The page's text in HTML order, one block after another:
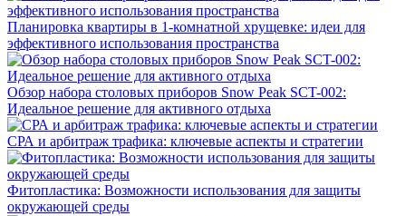
Планировка квартиры в 1-комнатной хрущевке: идеи для
эффективного использования пространства
Обзор набора столовых приборов Snow Peak SCT-002:
Идеальное решение для активного отдыха
СРА и арбитраж трафика: ключевые аспекты и стратегии
Фитопластика: Возможности использования для защиты
окружающей среды